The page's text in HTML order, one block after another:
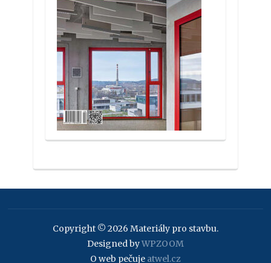
Copyright © 2026 Materiály pro stavbu.
Designed byWPZOOM
O web pečuje atwel.cz